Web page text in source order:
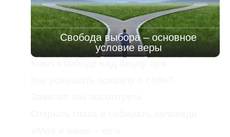
Свобода выбора – основное
условие веры